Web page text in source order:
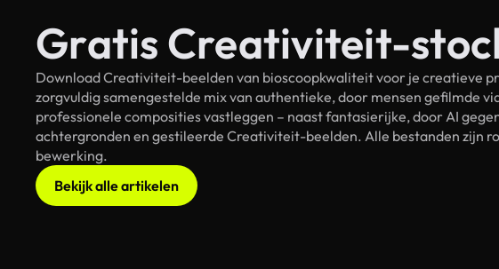
Gratis Creativiteit-
Download Creativiteit-beelden van bioscoopkwaliteit voor je creatieve
zorgvuldig samengestelde mix van authentieke, door mensen gefilmde
professionele composities vastleggen – naast fantasierijke, door AI
achtergronden en gestileerde Creativiteit-beelden. Alle bestanden zijn
bewerking.
Bekijk alle artikelen